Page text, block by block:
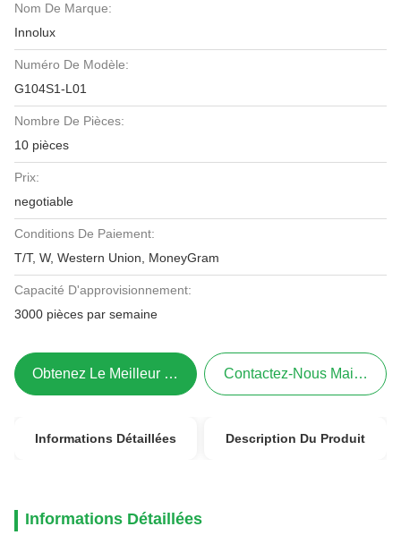
Nom De Marque:
Innolux
Numéro De Modèle:
G104S1-L01
Nombre De Pièces:
10 pièces
Prix:
negotiable
Conditions De Paiement:
T/T, W, Western Union, MoneyGram
Capacité D'approvisionnement:
3000 pièces par semaine
Obtenez Le Meilleur Prix Contactez-Nous Maintenant
Informations Détaillées Description Du Produit
Informations Détaillées